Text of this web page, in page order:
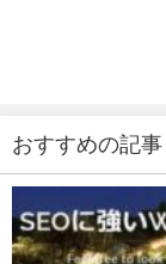
おすすめの記事